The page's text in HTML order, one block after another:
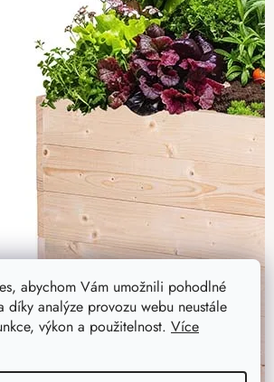
abychom Vám umožnili pohodlné
díky analýze provozu webu neustále
výkon a použitelnost. Více